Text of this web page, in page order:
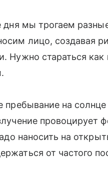
дня мы трогаем
лицо, создавая
Нужно стараться
пребывание на солнце
провоцирует
наносить на
от частого